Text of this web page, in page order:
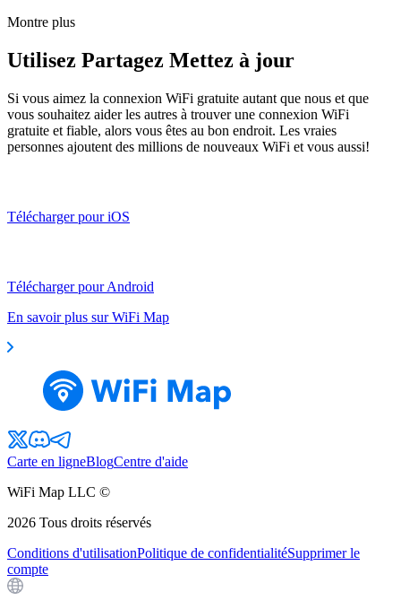
Montre plus
Utilisez Partagez Mettez à jour
Si vous aimez la connexion WiFi gratuite autant que nous et que
vous souhaitez aider les autres à trouver une connexion WiFi
gratuite et fiable, alors vous êtes au bon endroit. Les vraies
personnes ajoutent des millions de nouveaux WiFi et vous aussi!
Télécharger pour iOS
Télécharger pour Android
En savoir plus sur WiFi Map
Carte en ligneBlogCentre d'aide
WiFi Map LLC ©
2026 Tous droits réservés
Conditions d'utilisationPolitique de confidentialitéSupprimer le
compte